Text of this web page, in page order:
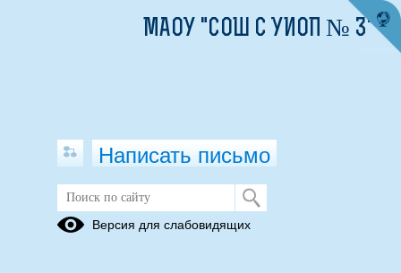
Cтруктурные подразделения
МАОУ "СОШ С УИОП № 3"
Написать письмо
Версия для слабовидящих